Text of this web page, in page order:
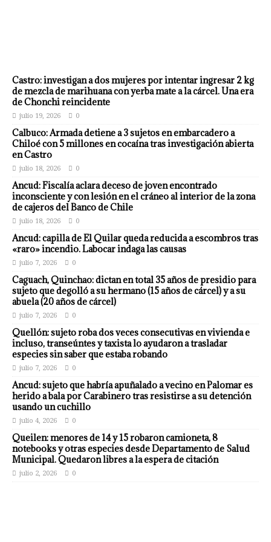
Castro: investigan a dos mujeres por intentar ingresar 2 kg
de mezcla de marihuana con yerba mate a la cárcel. Una era
de Chonchi reincidente
julio 19, 2026 0
Calbuco: Armada detiene a 3 sujetos en embarcadero a
Chiloé con 5 millones en cocaína tras investigación abierta
en Castro
julio 18, 2026 0
Ancud: Fiscalía aclara deceso de joven encontrado
inconsciente y con lesión en el cráneo al interior de la zona
de cajeros del Banco de Chile
julio 18, 2026 0
Ancud: capilla de El Quilar queda reducida a escombros tras
«raro» incendio. Labocar indaga las causas
julio 7, 2026 0
Caguach, Quinchao: dictan en total 35 años de presidio para
sujeto que degolló a su hermano (15 años de cárcel) y a su
abuela (20 años de cárcel)
julio 7, 2026 0
Quellón: sujeto roba dos veces consecutivas en vivienda e
incluso, transeúntes y taxista lo ayudaron a trasladar
especies sin saber que estaba robando
julio 7, 2026 0
Ancud: sujeto que habría apuñalado a vecino en Palomar es
herido a bala por Carabinero tras resistirse a su detención
usando un cuchillo
julio 4, 2026 0
Queilen: menores de 14 y 15 robaron camioneta, 8
notebooks y otras especies desde Departamento de Salud
Municipal. Quedaron libres a la espera de citación
julio 2, 2026 0